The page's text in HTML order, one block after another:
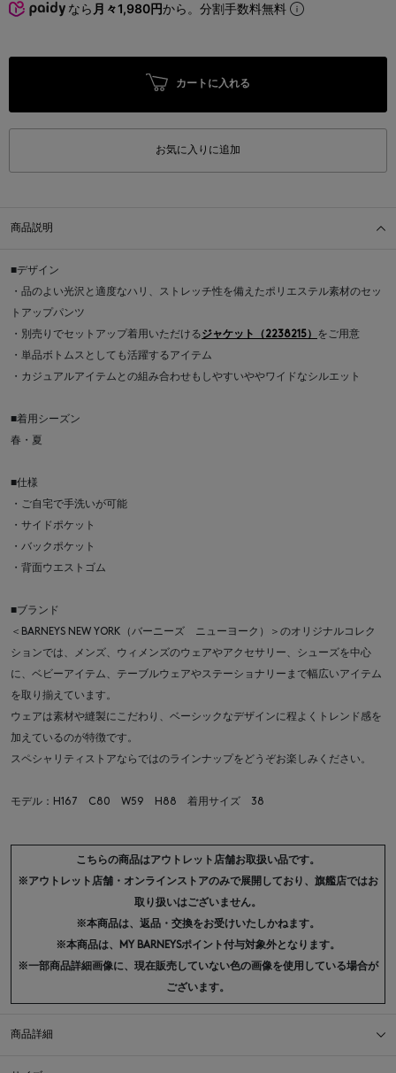
なら 月々1,980円から。分割手数料無料
カートに入れる
お気に入りに追加
商品説明
■デザイン
・品のよい光沢と適度なハリ、ストレッチ性を備えたポリエステル素材のセッ
トアップパンツ
・別売りでセットアップ着用いただけるジャケット（2238215） をご用意
・単品ボトムスとしても活躍するアイテム
・カジュアルアイテムとの組み合わせもしやすいややワイドなシルエット
■着用シーズン
春・夏
■仕様
・ご自宅で手洗いが可能
・サイドポケット
・バックポケット
・背面ウエストゴム
■ブランド
＜BARNEYS NEW YORK（バーニーズ ニューヨーク）＞のオリジナルコレク
ションでは、メンズ、ウィメンズのウェアやアクセサリー、シューズを中心
に、ベビーアイテム、テーブルウェアやステーショナリーまで幅広いアイテム
を取り揃えています。
ウェアは素材や縫製にこだわり、ベーシックなデザインに程よくトレンド感を
加えているのが特徴です。
スペシャリティストアならではのラインナップをどうぞお楽しみください。
モデル：H167 C80 W59 H88 着用サイズ 38
こちらの商品はアウトレット店舗お取扱い品です。
※アウトレット店舗・オンラインストアのみで展開しており、旗艦店ではお
取り扱いはございません。
※本商品は、返品・交換をお受けいたしかねます。
※本商品は、MY BARNEYSポイント付与対象外となります。
※一部商品詳細画像に、現在販売していない色の画像を使用している場合が
ございます。
商品詳細